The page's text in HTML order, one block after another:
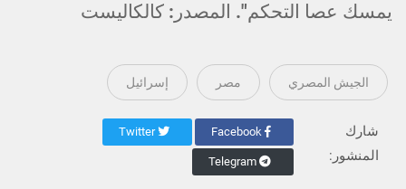
يمسك عصا التحكم". المصدر: كالكاليست
الجيش المصري مصر إسرائيل
شارك
المنشور:
Facebook
Twitter
Telegram